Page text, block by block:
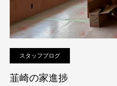
スタッフブログ
韮崎の家進捗